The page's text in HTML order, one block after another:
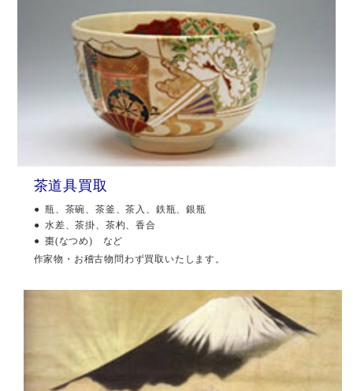
茶道具買取
瓶、茶碗、茶釜、茶入、鉄瓶、銀瓶
水差、茶掛、茶杓、香合
棗(なつめ) など
作家物・お稽古物問わず買取いたします。